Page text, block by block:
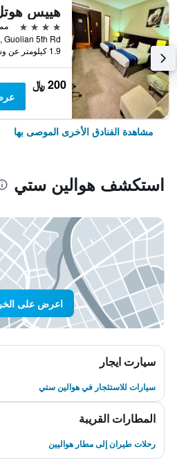
4 نجوم
1.9 كيلومتر عن وسط المدينة
200 ﷼
مشاهدة الفنادق الأخرى الموصى بها
استكشف هوالين ستي
اعرض على
سيارت ايجار
سيارات للاستئجار في هوالين ستي
المطارات القريبة
رحلات طيران إلى مطار هواليين